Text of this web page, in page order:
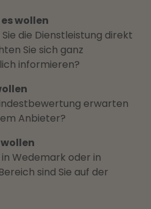
wollen
die Dienstleistung direkt
Sie sich ganz
informieren?
erwarten
Anbieter?
wollen
Wedemark oder in
sind Sie auf der